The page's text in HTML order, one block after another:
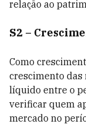
relação ao
S2 –
Como
crescimento
líquido entre o
verificar quem
mercado no